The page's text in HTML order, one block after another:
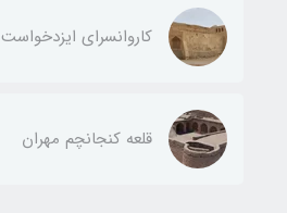
کاروانسرای ایزدخواست
قلعه کنجانچم مهران